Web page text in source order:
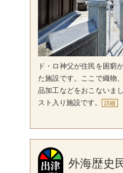
ド・ロ神父が住民を困窮
た施設です。ここで織物
品加工などをおこないま
スト入り施設です。
詳細
外海歴史